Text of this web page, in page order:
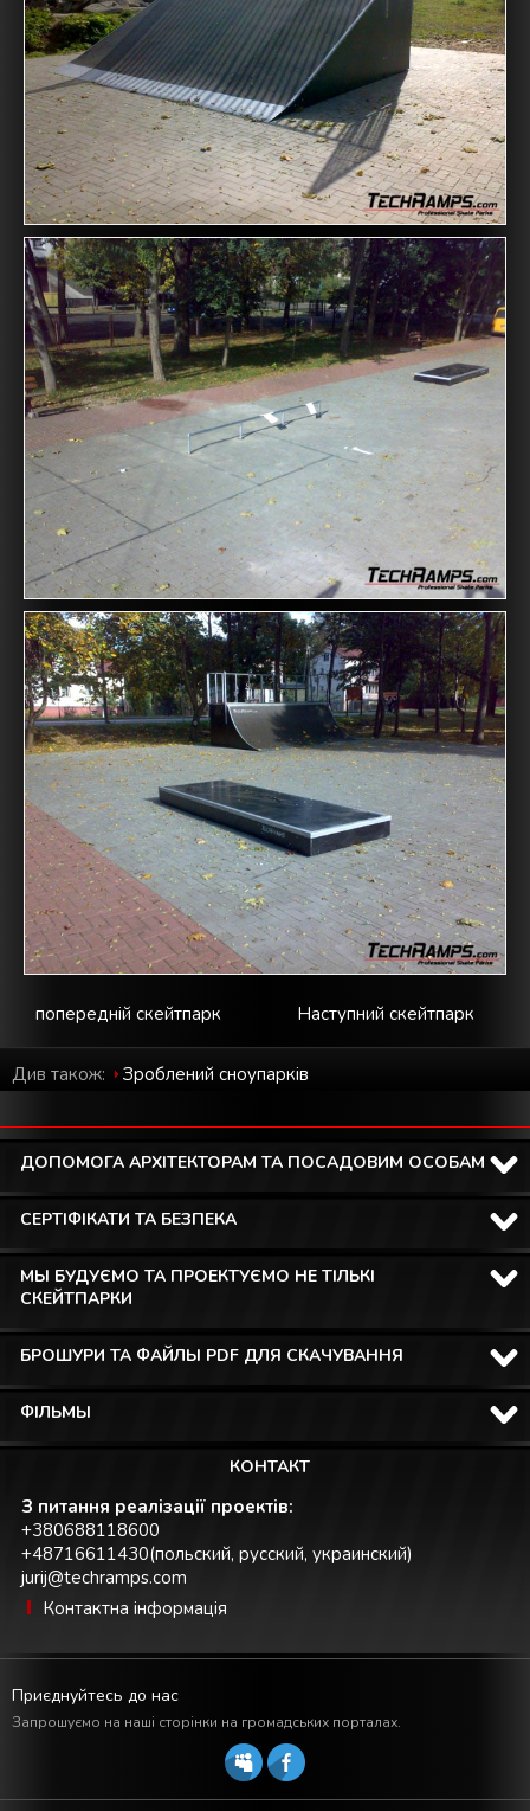
Наступний скейтпарк
попередній скейтпарк
Див також: Зроблений cноупарків
ДОПОМОГА АРХІТЕКТОРАМ ТА ПОСАДОВИМ ОСОБАМ
СЕРТІФІКАТИ ТА БЕЗПЕКА
МЫ БУДУЄМО ТА ПРОЕКТУЄМО НЕ ТІЛЬКІ
СКЕЙТПАРКИ
БРОШУРИ ТА ФАЙЛЫ PDF ДЛЯ СКАЧУВАННЯ
ФІЛЬМЫ
КОНТАКТ
З питання реалізації проектів:
+380688118600
+48716611430(польский, русский, украинский)
jurij@techramps.com
Контактна інформація
Приєднуйтесь до нас
Запрошуємо на наші сторінки на громадських порталах.